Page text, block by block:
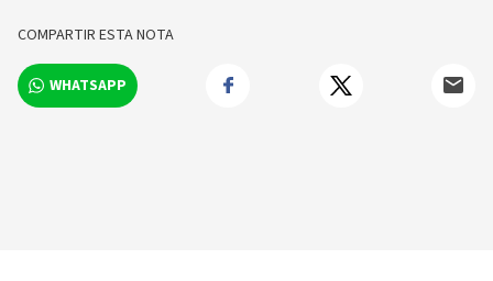
COMPARTIR ESTA NOTA
WHATSAPP